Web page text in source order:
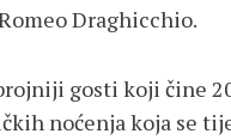
Draghicchio.
gosti koji čine
noćenja koja se